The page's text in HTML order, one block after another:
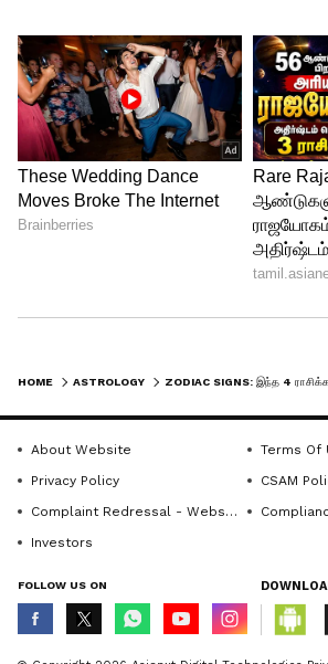
பெர்ஃபெக்‌ஷனை
ஒவ்வொரு வேலையையும்
செய்யணும்னு
விஷயத்தைக் கூட ஆழமா
கூட்ட நெரிசலை விட
விரும்புவாங்க. தனிமையில
இருக்கும்போது, தங்களோட
ஒழுங்குபடுத்துறது, புதுசா
புத்தகம் படிக்கிறதுனு
5
Image Credit :Pixabay
HOME ASTROLOGY
About Website
Terms Of
Privacy Policy
CSAM
Complaint Redressal - Website
Investors
FOLLOW US ON